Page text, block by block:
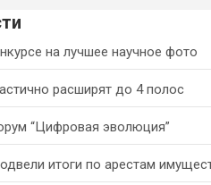
на лучшее научное фото
расширят до 4 полос
“Цифровая эволюция”
итоги по арестам